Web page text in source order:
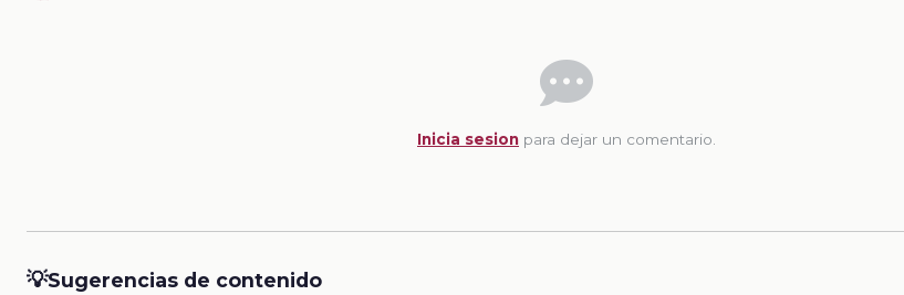
Inicia sesion para dejar un comentario.
💡Sugerencias de contenido